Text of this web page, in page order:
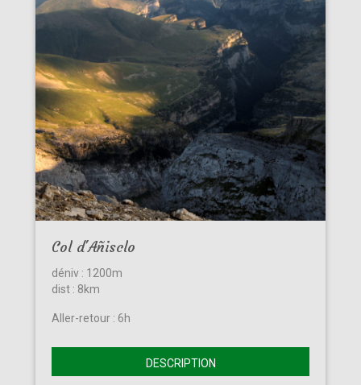
Col d'Añisclo
déniv : 1200m
dist : 8km
Aller-retour : 6h
DESCRIPTION